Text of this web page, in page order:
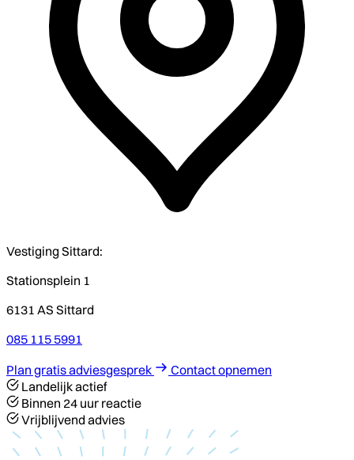
Vestiging Sittard:
Stationsplein 1
6131 AS Sittard
085 115 5991
Plan gratis adviesgesprek
Contact opnemen
Landelijk actief
Binnen 24 uur reactie
Vrijblijvend advies